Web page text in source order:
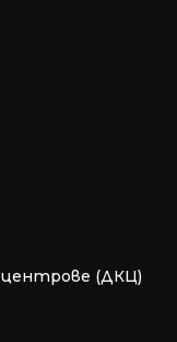
(ДКЦ)